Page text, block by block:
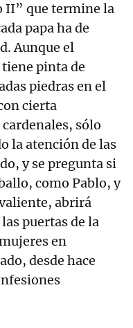
II” que termine la
papa ha de
Aunque el
pinta de
piedras en el
cierta
sólo
la atención de las
y se pregunta si
como Pablo, y
abrirá
puertas de la
en
desde hace